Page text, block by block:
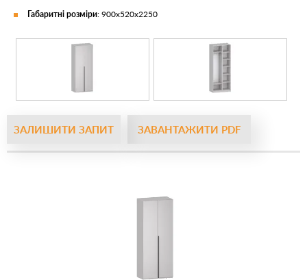
ЗАЛИШИТИ ЗАПИТ ЗАВАНТАЖИТИ PDF
Габаритні розміри: 900х520х2250